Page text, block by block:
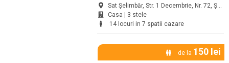
Sat Șelimbăr, Str. 1 Decembrie, Nr. 72, Şelimbăr, jud. Sibiu
Casa | 3 stele
14 locuri in 7 spatii cazare
de la 150 lei